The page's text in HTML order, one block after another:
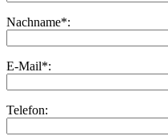
Nachname*:
E-Mail*:
Telefon: